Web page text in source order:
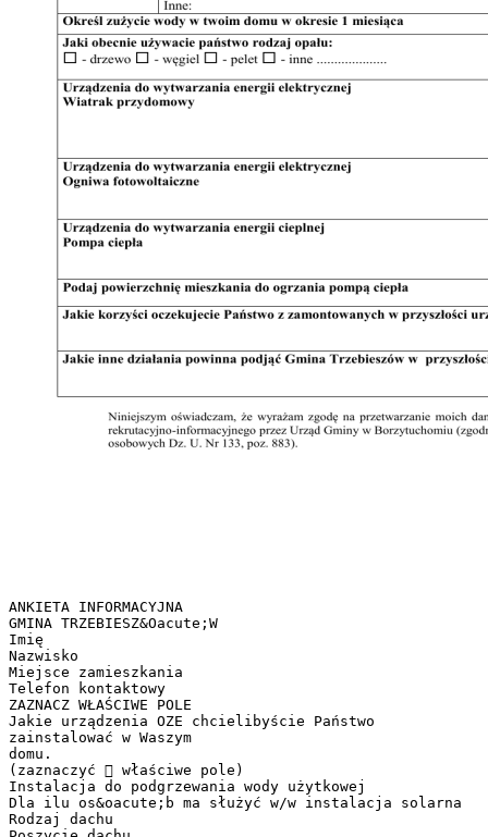
ANKIETA INFORMACYJNA
GMINA TRZEBIESZ&Oacute;W
Imię
Nazwisko
Miejsce zamieszkania
Telefon kontaktowy
ZAZNACZ WŁAŚCIWE POLE
Jakie urządzenia OZE chcielibyście Państwo
zainstalować w Waszym
domu.
(zaznaczyć  właściwe pole)
Instalacja do podgrzewania wody użytkowej
Dla ilu os&oacute;b ma służyć w/w instalacja solarna
Rodzaj dachu